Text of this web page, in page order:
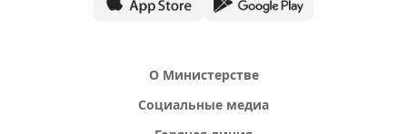
О Министерстве
Социальные медиа